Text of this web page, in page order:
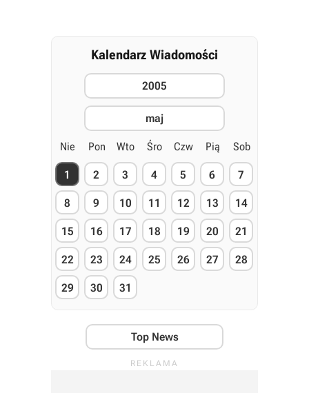
Kalendarz Wiadomości
2005
maj
Nie Pon Wto Śro Czw Pią Sob
1 2 3 4 5 6 7
8 9 10 11 12 13 14
15 16 17 18 19 20 21
22 23 24 25 26 27 28
29 30 31
Top News